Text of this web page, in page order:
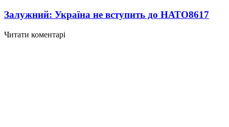
Залужний: Україна не вступить до НАТО8617
Читати коментарі